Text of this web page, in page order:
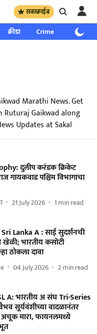
सबस्क्राईब
क्रीडा Crime साप्ताहिक
Marathi News. Get
Ruturaj Gaikwad along
Updates at Sakal
दुलीप करंडक क्रिकेट
गायकवाड पश्चिम विभागाचा
21 July 2026 1 min read
Lanka A : साई सुदर्शनची
खेळी; भारतीय कसोटी
ठोकला दावा
04 July 2026 2min read
A: भारतीय अ संघ Tri-Series
सूर्यवंशीच्या वादळानंतर
अचूक मारा, फायनलमध्ये